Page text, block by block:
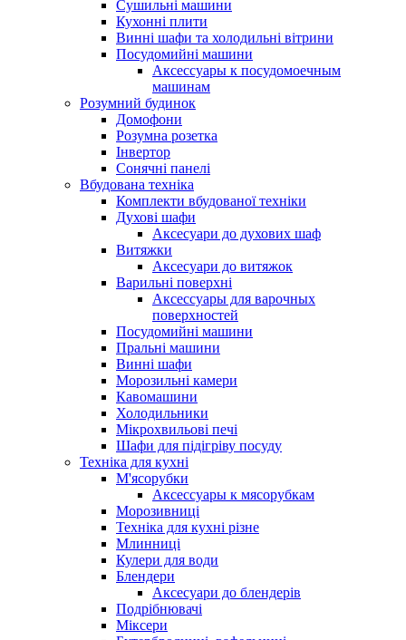
Сушильні машини
Кухонні плити
Винні шафи та холодильні вітрини
Посудомийні машини
Аксессуары к посудомоечным
машинам
Розумний будинок
Домофони
Розумна розетка
Інвертор
Сонячні панелі
Вбудована техніка
Комплекти вбудованої техніки
Духові шафи
Аксесуари до духових шаф
Витяжки
Аксесуари до витяжок
Варильні поверхні
Аксессуары для варочных
поверхностей
Посудомийні машини
Пральні машини
Винні шафи
Морозильні камери
Кавомашини
Холодильники
Мікрохвильові печі
Шафи для підігріву посуду
Техніка для кухні
М'ясорубки
Аксессуары к мясорубкам
Морозивниці
Техніка для кухні різне
Млинниці
Кулери для води
Блендери
Аксесуари до блендерів
Подрібнювачі
Міксери